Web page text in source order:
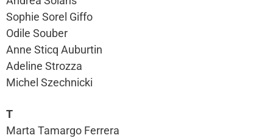
Sophie Sorel Giffo
Odile Souber
Anne Sticq Auburtin
Adeline Strozza
Michel Szechnicki
T
Marta Tamargo Ferrera